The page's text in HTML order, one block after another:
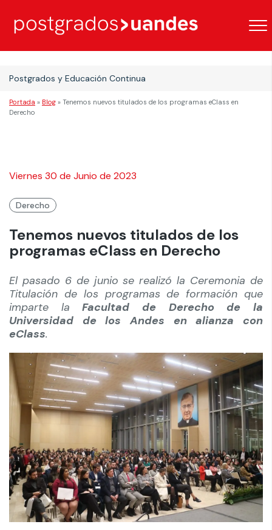
Postgrados y Educación Continua
Portada » Blog » Tenemos nuevos titulados de los programas eClass en
Derecho
Viernes 30 de Junio de 2023
Derecho
Tenemos nuevos titulados de los
programas eClass en Derecho
El pasado 6 de junio se realizó la Ceremonia de
Titulación de los programas de formación que
imparte laFacultad de Derecho de la
Universidad de los Andes en alianza con
eClass.